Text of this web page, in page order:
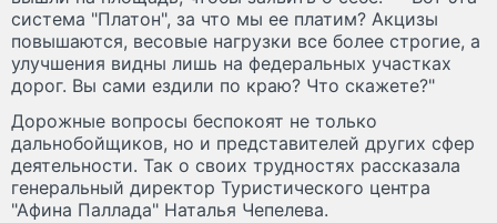
система "Платон", за что мы ее платим? Акцизы
повышаются, весовые нагрузки все более строгие, а
улучшения видны лишь на федеральных участках
дорог. Вы сами ездили по краю? Что скажете?"
Дорожные вопросы беспокоят не только
дальнобойщиков, но и представителей других сфер
деятельности. Так о своих трудностях рассказала
генеральный директор Туристического центра
"Афина Паллада" Наталья Чепелева.